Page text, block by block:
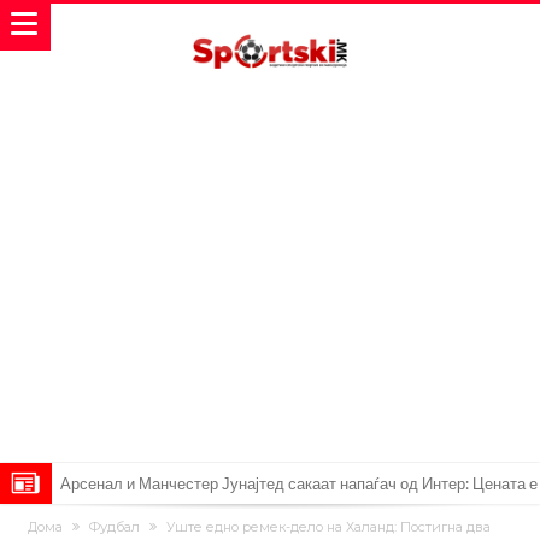
Арсенал и Манчестер Јунајтед сакаат напаѓач од Интер: Цената е
85 милиони евра
Манчестер Сити за 100 милиони евра ја носи сензацијата од СП
Дома Фудбал
Уште едно ремек-дело на Халанд: Постигна два